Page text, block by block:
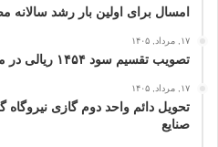
امسال برای اولین بار رشد
۱۷, مرداد, ۱۴۰۵
تصویب تقسیم سود ۱۴۵۴ ریالی در مجمع عمومی عادی
۱۷, مرداد, ۱۴۰۵
تحویل دائم واحد دوم گازی نیروگاه
صنایع